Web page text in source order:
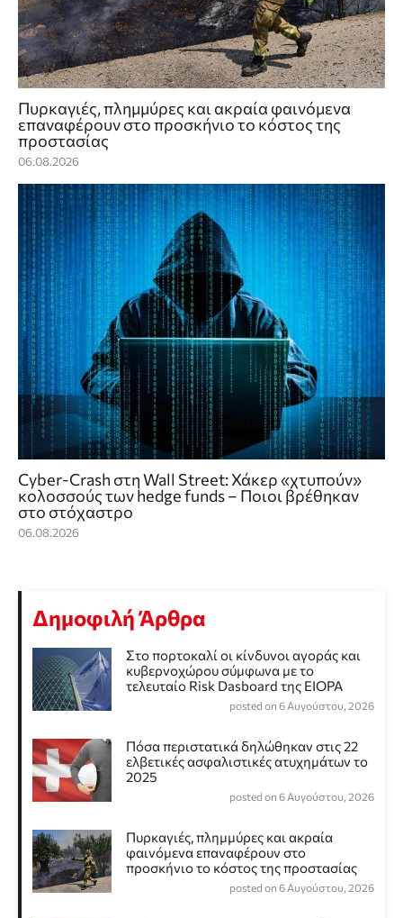
Πυρκαγιές, πλημμύρες και ακραία φαινόμενα
επαναφέρουν στο προσκήνιο το κόστος της
προστασίας
06.08.2026
Cyber-Crash στη Wall Street: Χάκερ «χτυπούν»
κολοσσούς των hedge funds – Ποιοι βρέθηκαν
στο στόχαστρο
06.08.2026
Δημοφιλή Άρθρα
Στο πορτοκαλί οι κίνδυνοι αγοράς και
κυβερνοχώρου σύμφωνα με το
τελευταίο Risk Dasboard της EIOPA
posted on 6 Αυγούστου, 2026
Πόσα περιστατικά δηλώθηκαν στις 22
ελβετικές ασφαλιστικές ατυχημάτων το
2025
posted on 6 Αυγούστου, 2026
Πυρκαγιές, πλημμύρες και ακραία
φαινόμενα επαναφέρουν στο
προσκήνιο το κόστος της προστασίας
posted on 6 Αυγούστου, 2026